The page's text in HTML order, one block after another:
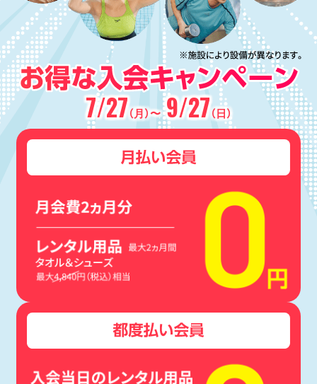
7/27 （月）〜9/27 （日）